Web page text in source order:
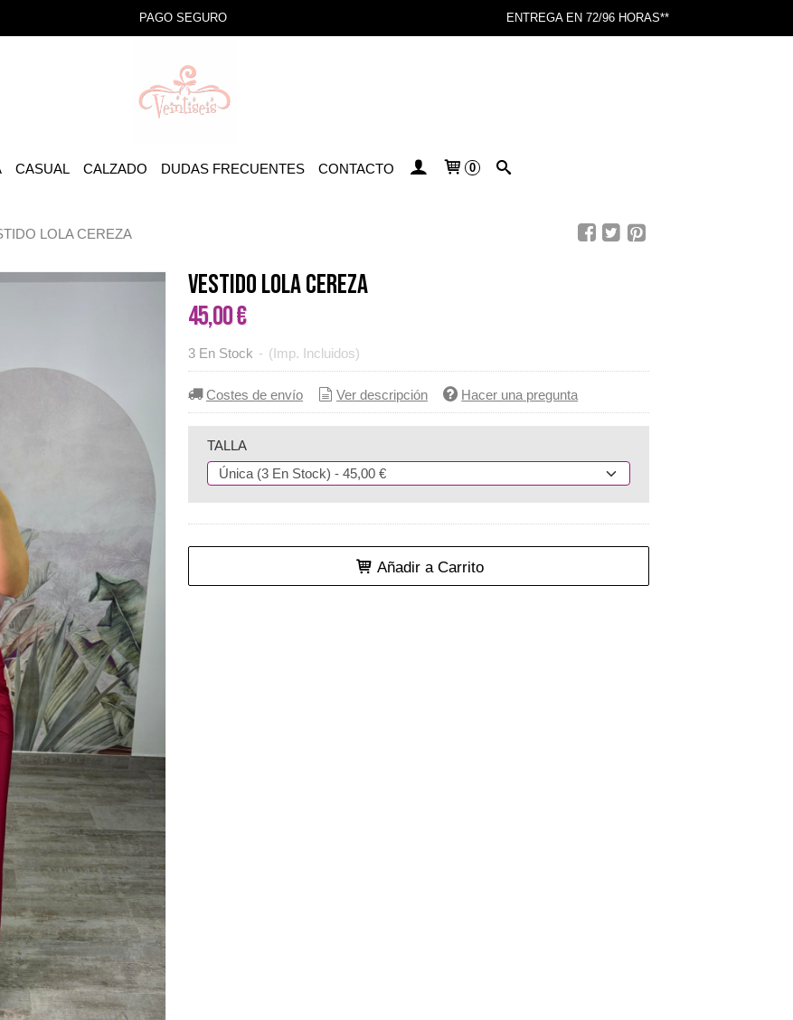
PAGO SEGURO ENTREGA EN 72/96 HORAS**
CASUAL CALZADO DUDAS FRECUENTES CONTACTO 0
LOLA CEREZA
VESTIDO LOLA CEREZA
45,00 €
3 En Stock - (Imp. Incluidos)
Costes de envío Ver descripción Hacer una pregunta
TALLA
Añadir a Carrito